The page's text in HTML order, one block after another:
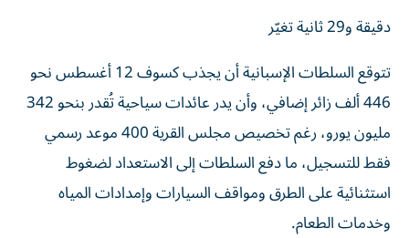
دقيقة و29 ثانية تغيّر
تتوقع السلطات الإسبانية أن يجذب كسوف 12 أغسطس نحو
446 ألف زائر إضافي، وأن يدر عائدات سياحية تُقدر بنحو 342
مليون يورو، رغم تخصيص مجلس القرية 400 موعد رسمي
فقط للتسجيل، ما دفع السلطات إلى الاستعداد لضغوط
استثنائية على الطرق ومواقف السيارات وإمدادات المياه
وخدمات الطعام.